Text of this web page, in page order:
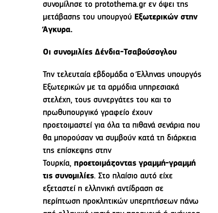
συνομίλησε το protothema.gr εν όψει της
μετάβασης του υπουργού Εξωτερικών στην
Άγκυρα.
Οι συνομιλίες Δένδια-Τσαβούσογλου
Την τελευταία εβδομάδα ο Έλληνας υπουργός
Εξωτερικών με τα αρμόδια υπηρεσιακά
στελέχη, τους συνεργάτες του και το
πρωθυπουργικό γραφείο έχουν
προετοιμαστεί για όλα τα πιθανά σενάρια που
θα μπορούσαν να συμβούν κατά τη διάρκεια
της επίσκεψης στην
Τουρκία,προετοιμάζοντας γραμμή-γραμμή
τις συνομιλίες. Στο πλαίσιο αυτό είχε
εξεταστεί η ελληνική αντίδραση σε
περίπτωση προκλητικών υπερπτήσεων πάνω